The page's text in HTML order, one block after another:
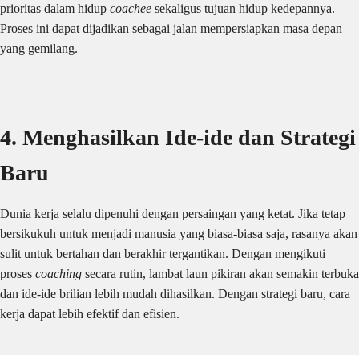
prioritas dalam hidup coachee sekaligus tujuan hidup kedepannya.
Proses ini dapat dijadikan sebagai jalan mempersiapkan masa depan
yang gemilang.
4. Menghasilkan Ide-ide dan Strategi
Baru
Dunia kerja selalu dipenuhi dengan persaingan yang ketat. Jika tetap
bersikukuh untuk menjadi manusia yang biasa-biasa saja, rasanya akan
sulit untuk bertahan dan berakhir tergantikan. Dengan mengikuti
proses coaching secara rutin, lambat laun pikiran akan semakin terbuka
dan ide-ide brilian lebih mudah dihasilkan. Dengan strategi baru, cara
kerja dapat lebih efektif dan efisien.